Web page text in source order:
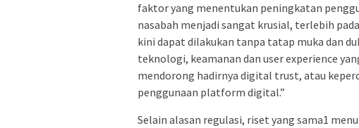
faktor yang menentukan peningkatan
nasabah menjadi sangat krusial, terlebih
kini dapat dilakukan tanpa tatap muka dan
teknologi, keamanan dan user experience
mendorong hadirnya digital trust, atau
penggunaan platform digital.”
Selain alasan regulasi, riset yang sama1